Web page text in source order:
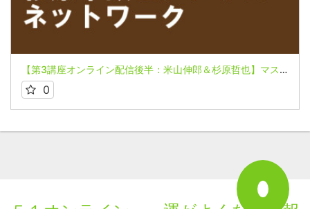
【第3講座オンライン配信後半：米山伸郎＆杉原哲也】マスメディアには載らない情報パート２～パンドラの箱は開けられた～【知られざる知立国家イスラエル 杉原千畝とシンクロネットワーク】
0